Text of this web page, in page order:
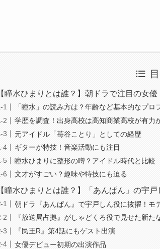
【瞳水ひまりとは誰？】朝ドラで注目の女
「瞳水」の読み方は？年齢など基本的なプロ
学歴を調査！出身高校は高知商業高校が有力
元アイドル「苺谷ことり」としての経歴
ギターが特技！音楽活動にも注目
瞳水ひまりに整形の噂？アイドル時代と比較
文才がすごい？趣味や特技にも迫る
【瞳水ひまりとは誰？】「あんぱん」の宇
朝ドラ『あんぱん』で宇戸しん役に抜擢！モ
『放送局占拠』がしゃどくろ役で見せた新た
『民王R』第4話にもゲスト出演
女優デビュー初期の出演作品